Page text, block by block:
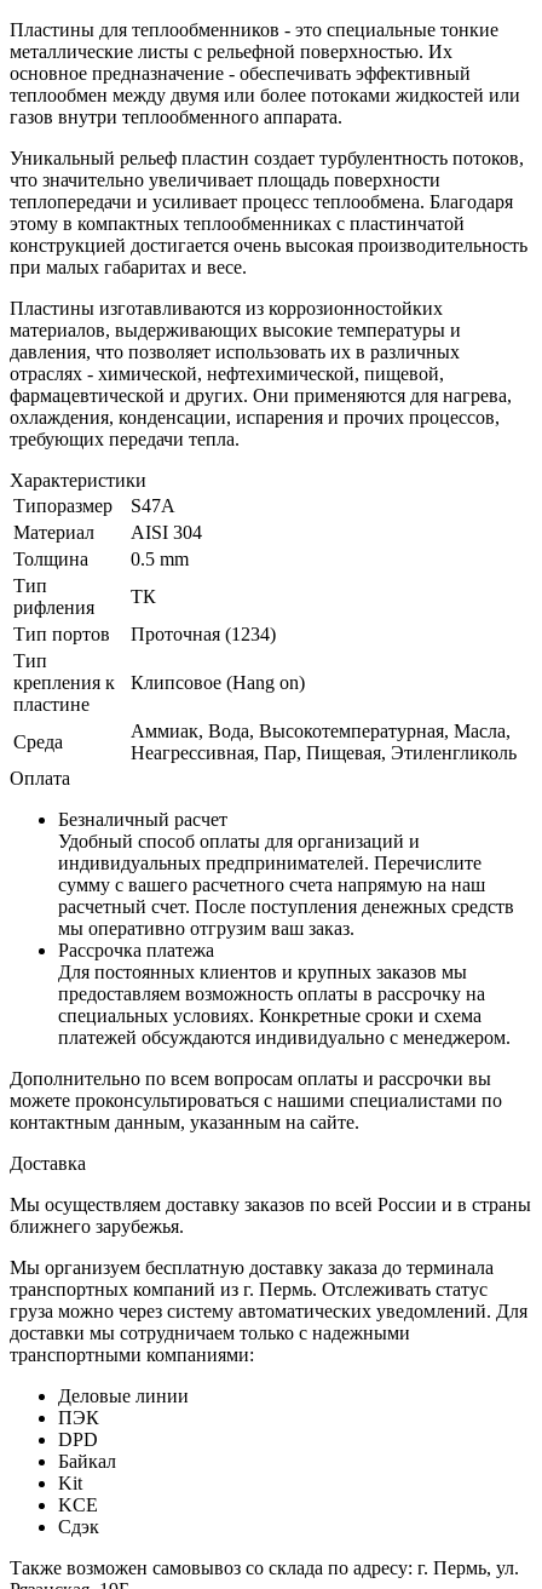
Пластины для теплообменников - это специальные тонкие
металлические листы с рельефной поверхностью. Их
основное предназначение - обеспечивать эффективный
теплообмен между двумя или более потоками жидкостей или
газов внутри теплообменного аппарата.
Уникальный рельеф пластин создает турбулентность потоков,
что значительно увеличивает площадь поверхности
теплопередачи и усиливает процесс теплообмена. Благодаря
этому в компактных теплообменниках с пластинчатой
конструкцией достигается очень высокая производительность
при малых габаритах и весе.
Пластины изготавливаются из коррозионностойких
материалов, выдерживающих высокие температуры и
давления, что позволяет использовать их в различных
отраслях - химической, нефтехимической, пищевой,
фармацевтической и других. Они применяются для нагрева,
охлаждения, конденсации, испарения и прочих процессов,
требующих передачи тепла.
Характеристики
Типоразмер
S47A
Материал
AISI 304
Толщина
0.5 mm
Тип
рифления
ТК
Тип портов
Проточная (1234)
Тип
крепления к
пластине
Клипсовое (Hang on)
Среда
Аммиак, Вода, Высокотемпературная, Масла,
Неагрессивная, Пар, Пищевая, Этиленгликоль
Оплата
Безналичный расчет
Удобный способ оплаты для организаций и
индивидуальных предпринимателей. Перечислите
сумму с вашего расчетного счета напрямую на наш
расчетный счет. После поступления денежных средств
мы оперативно отгрузим ваш заказ.
Рассрочка платежа
Для постоянных клиентов и крупных заказов мы
предоставляем возможность оплаты в рассрочку на
специальных условиях. Конкретные сроки и схема
платежей обсуждаются индивидуально с менеджером.
Дополнительно по всем вопросам оплаты и рассрочки вы
можете проконсультироваться с нашими специалистами по
контактным данным, указанным на сайте.
Доставка
Мы осуществляем доставку заказов по всей России и в страны
ближнего зарубежья.
Мы организуем бесплатную доставку заказа до терминала
транспортных компаний из г. Пермь. Отслеживать статус
груза можно через систему автоматических уведомлений. Для
доставки мы сотрудничаем только с надежными
транспортными компаниями:
Деловые линии
ПЭК
DPD
Байкал
Kit
KCE
Сдэк
Также возможен самовывоз со склада по адресу: г. Пермь, ул.